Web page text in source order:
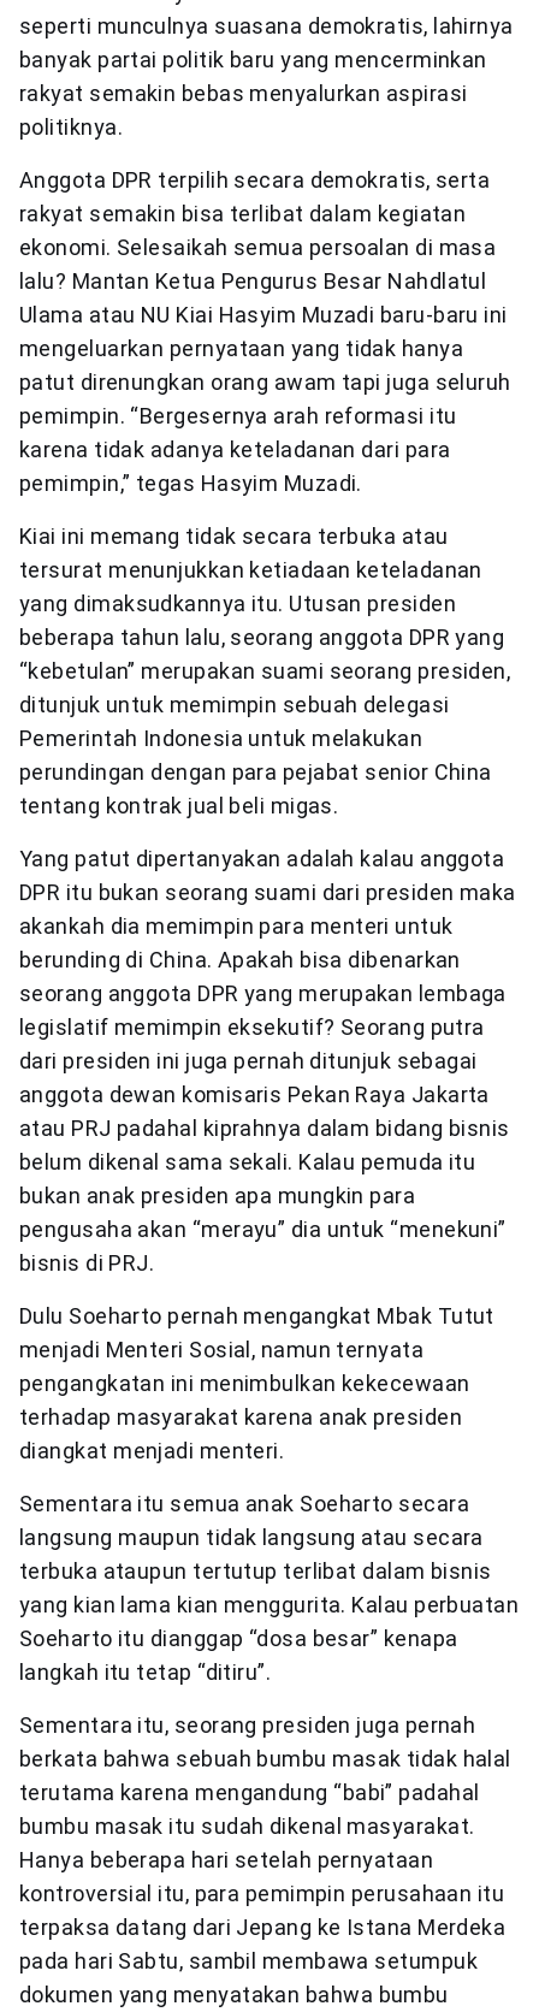
seperti munculnya suasana demokratis, lahirnya
banyak partai politik baru yang mencerminkan
rakyat semakin bebas menyalurkan aspirasi
politiknya.
Anggota DPR terpilih secara demokratis, serta
rakyat semakin bisa terlibat dalam kegiatan
ekonomi. Selesaikah semua persoalan di masa
lalu? Mantan Ketua Pengurus Besar Nahdlatul
Ulama atau NU Kiai Hasyim Muzadi baru-baru ini
mengeluarkan pernyataan yang tidak hanya
patut direnungkan orang awam tapi juga seluruh
pemimpin. “Bergesernya arah reformasi itu
karena tidak adanya keteladanan dari para
pemimpin,” tegas Hasyim Muzadi.
Kiai ini memang tidak secara terbuka atau
tersurat menunjukkan ketiadaan keteladanan
yang dimaksudkannya itu. Utusan presiden
beberapa tahun lalu, seorang anggota DPR yang
“kebetulan” merupakan suami seorang presiden,
ditunjuk untuk memimpin sebuah delegasi
Pemerintah Indonesia untuk melakukan
perundingan dengan para pejabat senior China
tentang kontrak jual beli migas.
Yang patut dipertanyakan adalah kalau anggota
DPR itu bukan seorang suami dari presiden maka
akankah dia memimpin para menteri untuk
berunding di China. Apakah bisa dibenarkan
seorang anggota DPR yang merupakan lembaga
legislatif memimpin eksekutif? Seorang putra
dari presiden ini juga pernah ditunjuk sebagai
anggota dewan komisaris Pekan Raya Jakarta
atau PRJ padahal kiprahnya dalam bidang bisnis
belum dikenal sama sekali. Kalau pemuda itu
bukan anak presiden apa mungkin para
pengusaha akan “merayu” dia untuk “menekuni”
bisnis di PRJ.
Dulu Soeharto pernah mengangkat Mbak Tutut
menjadi Menteri Sosial, namun ternyata
pengangkatan ini menimbulkan kekecewaan
terhadap masyarakat karena anak presiden
diangkat menjadi menteri.
Sementara itu semua anak Soeharto secara
langsung maupun tidak langsung atau secara
terbuka ataupun tertutup terlibat dalam bisnis
yang kian lama kian menggurita. Kalau perbuatan
Soeharto itu dianggap “dosa besar” kenapa
langkah itu tetap “ditiru”.
Sementara itu, seorang presiden juga pernah
berkata bahwa sebuah bumbu masak tidak halal
terutama karena mengandung “babi” padahal
bumbu masak itu sudah dikenal masyarakat.
Hanya beberapa hari setelah pernyataan
kontroversial itu, para pemimpin perusahaan itu
terpaksa datang dari Jepang ke Istana Merdeka
pada hari Sabtu, sambil membawa setumpuk
dokumen yang menyatakan bahwa bumbu